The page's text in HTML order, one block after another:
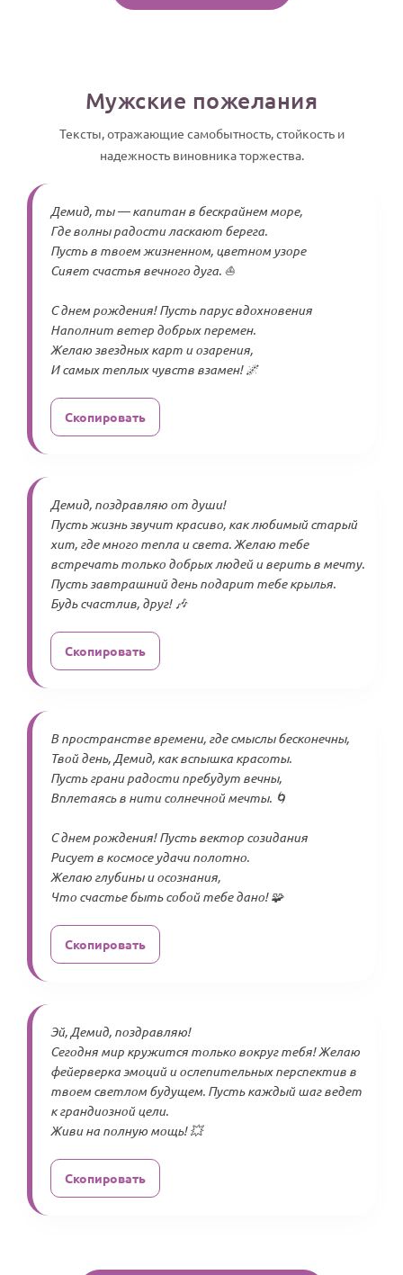
Мужские пожелания
Тексты, отражающие самобытность, стойкость и
надежность виновника торжества.
Демид, ты — капитан в бескрайнем море,
Где волны радости ласкают берега.
Пусть в твоем жизненном, цветном узоре
Сияет счастья вечного дуга. ⛵
С днем рождения! Пусть парус вдохновения
Наполнит ветер добрых перемен.
Желаю звездных карт и озарения,
И самых теплых чувств взамен! 🌌
Скопировать
Демид, поздравляю от души!
Пусть жизнь звучит красиво, как любимый старый
хит, где много тепла и света. Желаю тебе
встречать только добрых людей и верить в мечту.
Пусть завтрашний день подарит тебе крылья.
Будь счастлив, друг! 🎶
Скопировать
В пространстве времени, где смыслы бесконечны,
Твой день, Демид, как вспышка красоты.
Пусть грани радости пребудут вечны,
Вплетаясь в нити солнечной мечты. 🌀
С днем рождения! Пусть вектор созидания
Рисует в космосе удачи полотно.
Желаю глубины и осознания,
Что счастье быть собой тебе дано! 🧩
Скопировать
Эй, Демид, поздравляю!
Сегодня мир кружится только вокруг тебя! Желаю
фейерверка эмоций и ослепительных перспектив в
твоем светлом будущем. Пусть каждый шаг ведет
к грандиозной цели.
Живи на полную мощь! 💥
Скопировать